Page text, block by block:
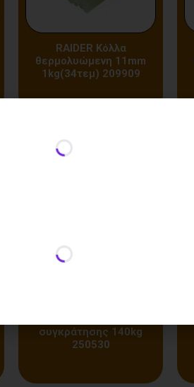
RAIDER Κόλλα
θερμολυώμενη 11mm
1kg(34τεμ) 209909
συγκράτησης 140kg
250530